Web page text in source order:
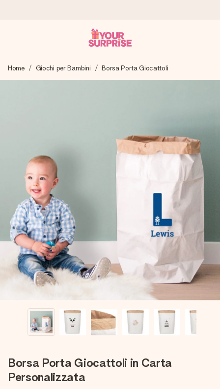
Prepariamo il tuo regalo con attenzione e lo spediamo in un
lampo – così potrai consegnarlo al momento giusto, quando
I nostri regali ispirano. I clienti ci valutano 4,7 su Google
Reviews.
Biglietto d'auguri gratuito
Realizza qualcosa di unico in pochi passi – con il suo nome,
una tua foto o un messaggio che tocchi il cuore. Nessuna
complicazione, solo tanto amore per il momento perfetto.
Home Giochi per Bambini Borsa Porta Giocattoli
Borsa Porta Giocattoli in Carta
Personalizzata